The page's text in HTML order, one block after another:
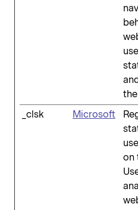
_clsk Microsoft
on